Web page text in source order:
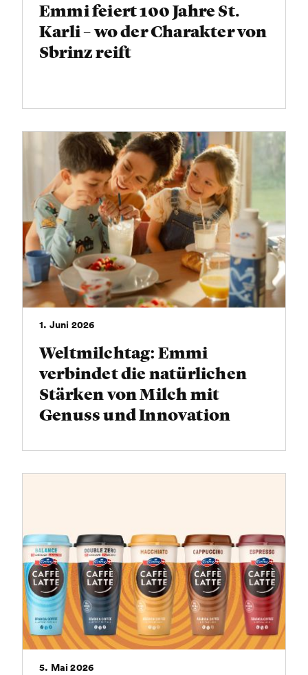
Emmi feiert 100 Jahre St.
Karli – wo der Charakter von
Sbrinz reift
1. Juni 2026
Weltmilchtag: Emmi
verbindet die natürlichen
Stärken von Milch mit
Genuss und Innovation
5. Mai 2026